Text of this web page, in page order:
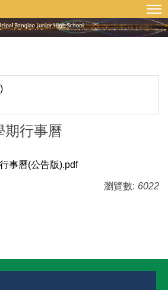
網站導覽
期行事曆
事曆(公告版).pdf
瀏覽數: 6022